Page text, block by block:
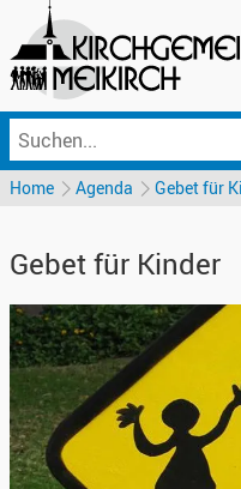
Home Agenda Gebet für
Gebet für Kinder